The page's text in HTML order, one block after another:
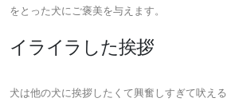
をとった犬にご褒美を与えます。
イライラした挨拶
犬は他の犬に挨拶したくて興奮しすぎて吠え